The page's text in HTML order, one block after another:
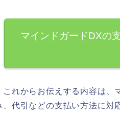
マインドガードDXの
これからお伝えする内容は、
、代引などの支払い方法に対